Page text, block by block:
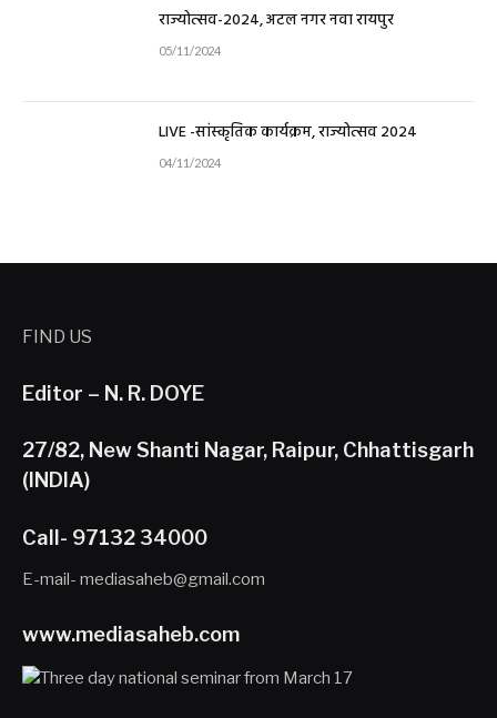
राज्योत्सव-2024, अटल नगर नवा रायपुर
05/11/2024
LIVE -सांस्कृतिक कार्यक्रम, राज्योत्सव 2024
04/11/2024
FIND US
Editor – N. R. DOYE
27/82, New Shanti Nagar, Raipur, Chhattisgarh
(INDIA)
Call- 97132 34000
E-mail- mediasaheb@gmail.com
www.mediasaheb.com